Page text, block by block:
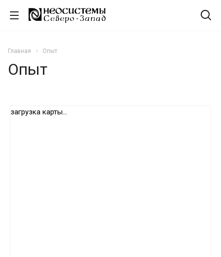
Главная Опыт
Опыт
загрузка карты...